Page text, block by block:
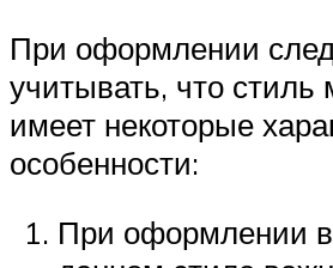
При оформлении
учитывать, что
имеет некоторые
особенности:
При оформлении